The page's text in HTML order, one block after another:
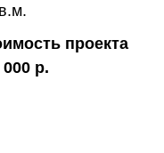
проекта
000 р.